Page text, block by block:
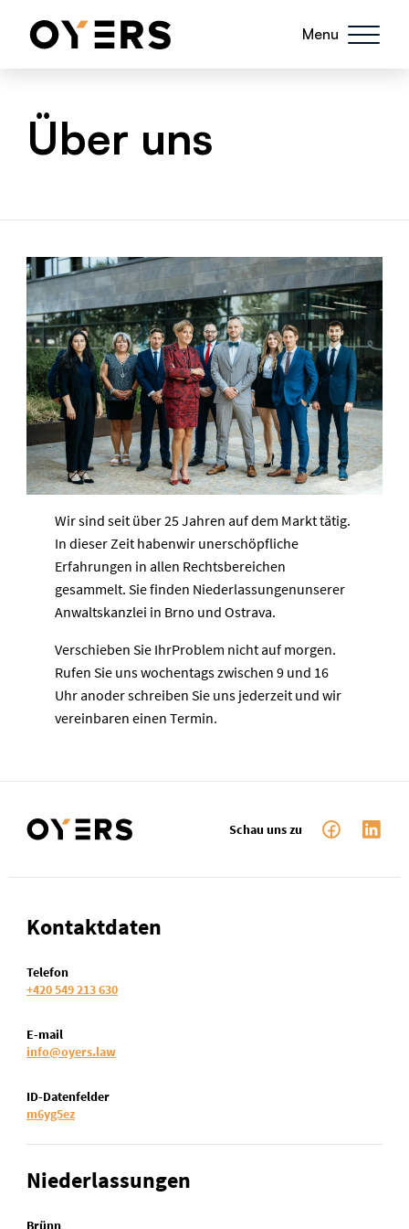
Menu
Über uns
Wir sind seit über 25 Jahren auf dem Markt tätig.
In dieser Zeit habenwir unerschöpfliche
Erfahrungen in allen Rechtsbereichen
gesammelt. Sie finden Niederlassungenunserer
Anwaltskanzlei in Brno und Ostrava.
Verschieben Sie IhrProblem nicht auf morgen.
Rufen Sie uns wochentags zwischen 9 und 16
Uhr anoder schreiben Sie uns jederzeit und wir
vereinbaren einen Termin.
Schau uns zu
Kontaktdaten
Telefon
+420 549 213 630
E-mail
info@oyers.law
ID-Datenfelder
m6yg5ez
Niederlassungen
Brünn